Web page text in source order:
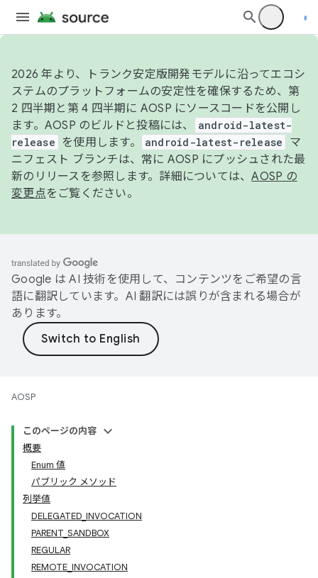
2026 年より、トランク安定版開発モデルに沿ってエコシ
ステムのプラットフォームの安定性を確保するため、第
2 四半期と第 4 四半期に AOSP にソースコードを公開し
ます。AOSP のビルドと投稿には、
android-latest-
release
を使用します。 android-latest-release
マ
ニフェスト ブランチは、常に AOSP にプッシュされた最
新のリリースを参照します。詳細については、AOSP の
変更点をご覧ください。
Google は AI 技術を使用して、コンテンツをご希望の言
語に翻訳しています。AI 翻訳には誤りが含まれる場合が
あります。
AOSP
このページの内容
概要
Enum 値
パブリック メソッド
列挙値
DELEGATED_INVOCATION
PARENT_SANDBOX
REGULAR
REMOTE_INVOCATION